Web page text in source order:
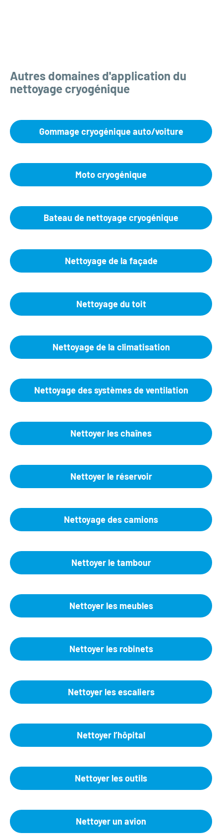
Autres domaines d'application du
nettoyage cryogénique
Gommage cryogénique auto/voiture
Moto cryogénique
Bateau de nettoyage cryogénique
Nettoyage de la façade
Nettoyage du toit
Nettoyage de la climatisation
Nettoyage des systèmes de ventilation
Nettoyer les chaînes
Nettoyer le réservoir
Nettoyage des camions
Nettoyer le tambour
Nettoyer les meubles
Nettoyer les robinets
Nettoyer les escaliers
Nettoyer l’hôpital
Nettoyer les outils
Nettoyer un avion